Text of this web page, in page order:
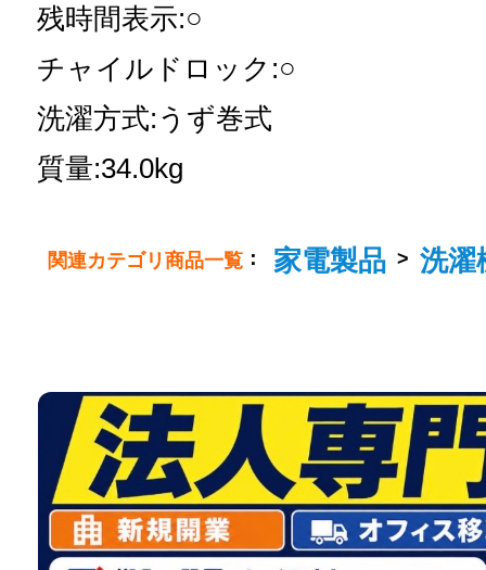
残時間表示:○
チャイルドロック:○
洗濯方式:うず巻式
質量:34.0kg
関連カテゴリ商品一覧 ： 家電製品 > 洗濯